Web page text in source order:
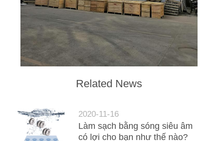
Related News
2020-11-16
Làm sạch bằng sóng siêu âm
có lợi cho bạn như thế nào?